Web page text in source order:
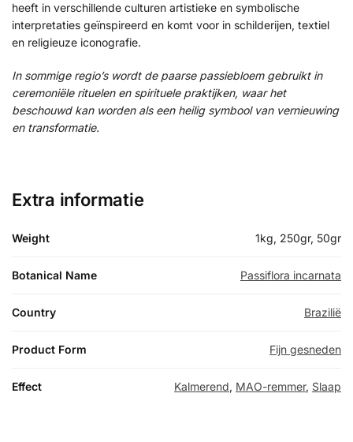
heeft in verschillende culturen artistieke en symbolische
interpretaties geïnspireerd en komt voor in schilderijen, textiel
en religieuze iconografie.
In sommige regio’s wordt de paarse passiebloem gebruikt in
ceremoniële rituelen en spirituele praktijken, waar het
beschouwd kan worden als een heilig symbool van vernieuwing
en transformatie.
Extra informatie
Weight 1kg, 250gr, 50gr
Botanical Name Passiflora incarnata
Country Brazilië
Product Form Fijn gesneden
Effect Kalmerend, MAO-remmer, Slaap